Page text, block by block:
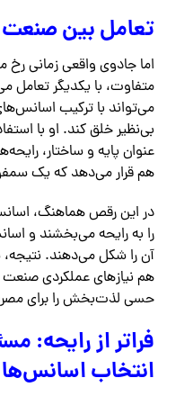
تعامل بین
اما جادوی واقعی زمانی
متفاوت، با یکدیگر تعامل
می‌تواند با ترکیب
بی‌نظیر خلق کند. او با
عنوان پایه و ساختار،
هم قرار می‌دهد که یک
در این رقص هماهنگ،
را به رایحه می‌بخشند و
آن را شکل می‌دهند.
هم نیازهای عملکردی صنعت
حسی لذت‌بخش را برای
فراتر از رایحه:
انتخاب اسانس‌ها